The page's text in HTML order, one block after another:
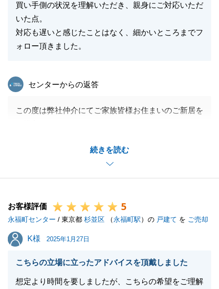
買い手側の状況を理解いただき、親身にご対応いただ
いた点。
対応も遅いと感じたことはなく、細かいところまでフ
ォロー頂きました。
続きを読む
東急リバブル
センターからの返答
この度は弊社仲介にてご家族皆様お住まいのご新居を
対応いただきありがとうございました。
今後も不動産に関するお困りごとがございましたら、
お気軽にご相談ください。
閉じる
お客様評価 5
永福町センター / 東京都 杉並区 （永福町駅）の 戸建て を ご売却
K様
K様 2025年1月27日
こちらの立場に立ったアドバイスを頂戴しました
想定より時間を要しましたが、こちらの希望をご理解